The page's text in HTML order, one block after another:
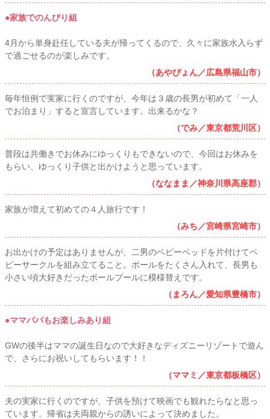
●家族でのんびり組
4月から単身赴任している夫が帰ってくるので、久々に家族水入らず
で過ごせるのが楽しみです。
（あやぴょん／広島県福山市）
毎年恒例で実家に行くのですが、今年は３歳の長男が初めて「一人
でお泊まり」すると宣言しています。出来るかな？
（でみ／東京都荒川区）
普段は共働きでお休みにゆっくりもできないので、今回はお休みを
もらい、ゆっくり子供と出かけようと思っています。
（ななまま／神奈川県高座郡）
家族が増えて初めての４人旅行です！
（みち／宮崎県宮崎市）
お出かけの予定はありませんが、二男のベビーベッドを片付けてベ
ビーサークルを組み立てること。ボールをたくさん入れて、長男も
小さい頃大好きだったボールプールに模様替えです。
（まろん／愛知県豊橋市）
●ママパパもお楽しみあり組
GWの後半はママの誕生日なので大好きなディズニーリゾートで遊ん
で、さらにお祝いしてもらいます！！
（ママミ／東京都板橋区）
夫の実家に行くのですが、子供を預けて映画でも観れたらなと思っ
ています。帰省は夫両親からの誘いによって決めました。